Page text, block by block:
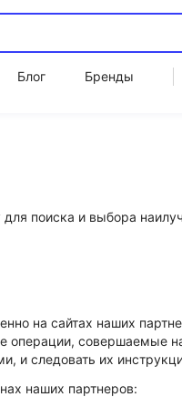
Блог Бренды
поиска и выбора
на сайтах наших
совершаемые
и следовать их
наших партнеров: